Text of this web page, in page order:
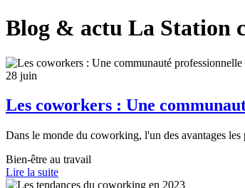
Blog & actu La Station
28 juin
Les coworkers : Une
Dans le monde du coworking, l'un des avantages
Bien-être au travail
Lire la suite